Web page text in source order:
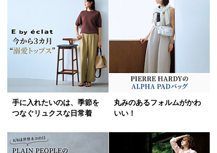
手に入れたいのは、季節を
つなぐリュクスな日常着
丸みのあるフォルムがかわ
いい！